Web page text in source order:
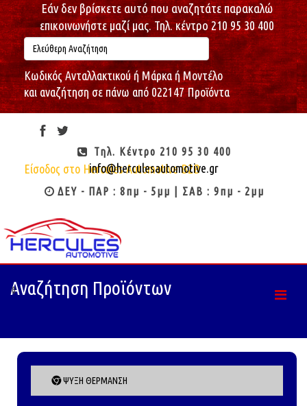
Εάν δεν βρίσκετε αυτό που αναζητάτε παρακαλώ
επικοινωνήστε μαζί μας. Τηλ. κέντρο 210 95 30 400
Κωδικός Ανταλλακτικού ή Μάρκα ή Μοντέλο
και αναζήτηση σε πάνω από 022147 Προϊόντα
Καλώς ήρθες : Επισκέπτη
Είσοδος στο Hercules Automotive B2B
Τηλ. Κέντρο 210 95 30 400
info@herculesautomotive.gr
ΔΕΥ - ΠΑΡ : 8πμ - 5μμ | ΣΑΒ : 9πμ - 2μμ
0
Αναζήτηση Προϊόντων
ΨΥΞΗ ΘΕΡΜΑΝΣΗ